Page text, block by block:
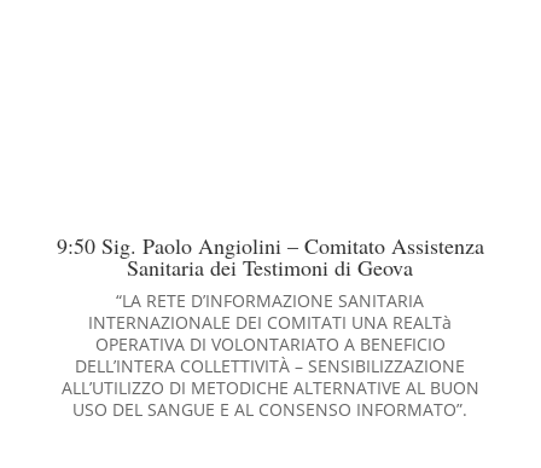
9:50 Sig. Paolo Angiolini – Comitato Assistenza
Sanitaria dei Testimoni di Geova
“LA RETE D’INFORMAZIONE SANITARIA
INTERNAZIONALE DEI COMITATI UNA REALTà
OPERATIVA DI VOLONTARIATO A BENEFICIO
DELL’INTERA COLLETTIVITÀ – SENSIBILIZZAZIONE
ALL’UTILIZZO DI METODICHE ALTERNATIVE AL BUON
USO DEL SANGUE E AL CONSENSO INFORMATO”.